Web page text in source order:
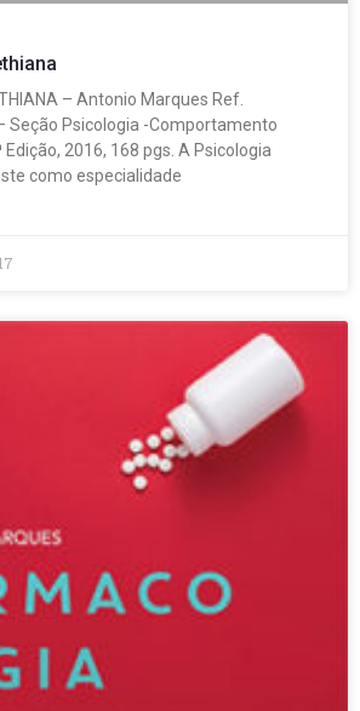
– Antonio Marques Ref.
Seção Psicologia -Comportamento
Edição, 2016, 168 pgs. A Psicologia
como especialidade